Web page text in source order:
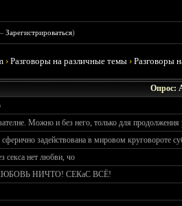
Зарегистрироваться)
›Разговоры на различные темы ›Разговоры
Опрос:
Можно и без него, только для продолжения
задействована в мировом круговороте
секса нет любви, чо
НИЧТО! СЕКаС ВСЁ!